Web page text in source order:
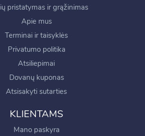
pristatymas ir grąžinimas
Apie mus
Terminai ir taisyklės
Privatumo politika
Atsiliepimai
Dovanų kuponas
Atsisakyti sutarties
KLIENTAMS
Mano paskyra